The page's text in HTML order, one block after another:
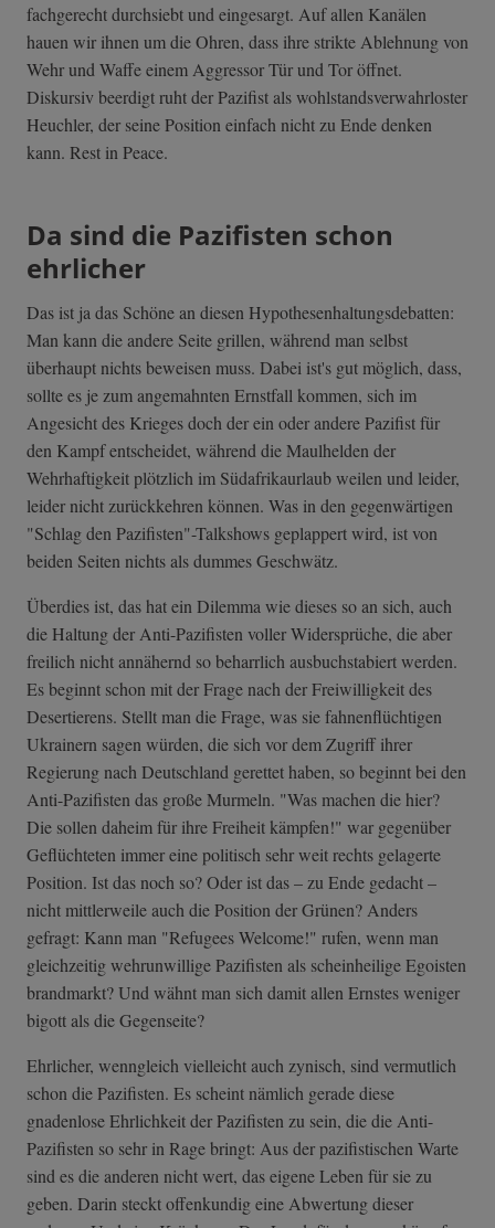
fachgerecht durchsiebt und eingesargt. Auf allen Kanälen
hauen wir ihnen um die Ohren, dass ihre strikte Ablehnung von
Wehr und Waffe einem Aggressor Tür und Tor öffnet.
Diskursiv beerdigt ruht der Pazifist als wohlstandsverwahrloster
Heuchler, der seine Position einfach nicht zu Ende denken
kann. Rest in Peace.
Da sind die Pazifisten schon
ehrlicher
Das ist ja das Schöne an diesen Hypothesenhaltungsdebatten:
Man kann die andere Seite grillen, während man selbst
überhaupt nichts beweisen muss. Dabei ist's gut möglich, dass,
sollte es je zum angemahnten Ernstfall kommen, sich im
Angesicht des Krieges doch der ein oder andere Pazifist für
den Kampf entscheidet, während die Maulhelden der
Wehrhaftigkeit plötzlich im Südafrikaurlaub weilen und leider,
leider nicht zurückkehren können. Was in den gegenwärtigen
"Schlag den Pazifisten"-Talkshows geplappert wird, ist von
beiden Seiten nichts als dummes Geschwätz.
Überdies ist, das hat ein Dilemma wie dieses so an sich, auch
die Haltung der Anti-Pazifisten voller Widersprüche, die aber
freilich nicht annähernd so beharrlich ausbuchstabiert werden.
Es beginnt schon mit der Frage nach der Freiwilligkeit des
Desertierens. Stellt man die Frage, was sie fahnenflüchtigen
Ukrainern sagen würden, die sich vor dem Zugriff ihrer
Regierung nach Deutschland gerettet haben, so beginnt bei den
Anti-Pazifisten das große Murmeln. "Was machen die hier?
Die sollen daheim für ihre Freiheit kämpfen!" war gegenüber
Geflüchteten immer eine politisch sehr weit rechts gelagerte
Position. Ist das noch so? Oder ist das – zu Ende gedacht –
nicht mittlerweile auch die Position der Grünen? Anders
gefragt: Kann man "Refugees Welcome!" rufen, wenn man
gleichzeitig wehrunwillige Pazifisten als scheinheilige Egoisten
brandmarkt? Und wähnt man sich damit allen Ernstes weniger
bigott als die Gegenseite?
Ehrlicher, wenngleich vielleicht auch zynisch, sind vermutlich
schon die Pazifisten. Es scheint nämlich gerade diese
gnadenlose Ehrlichkeit der Pazifisten zu sein, die die Anti-
Pazifisten so sehr in Rage bringt: Aus der pazifistischen Warte
sind es die anderen nicht wert, das eigene Leben für sie zu
geben. Darin steckt offenkundig eine Abwertung dieser